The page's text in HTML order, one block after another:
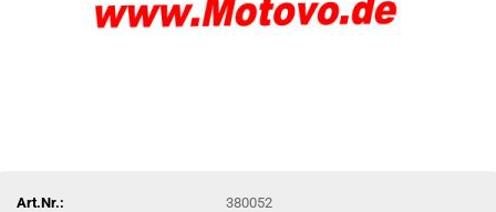
Art.Nr.:
380052